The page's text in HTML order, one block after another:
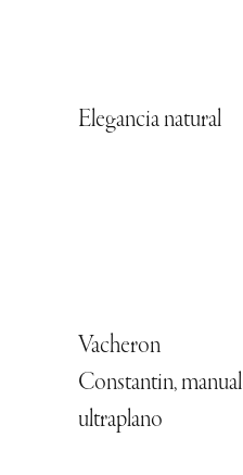
Elegancia natural
Vacheron
Constantin, manual
ultraplano